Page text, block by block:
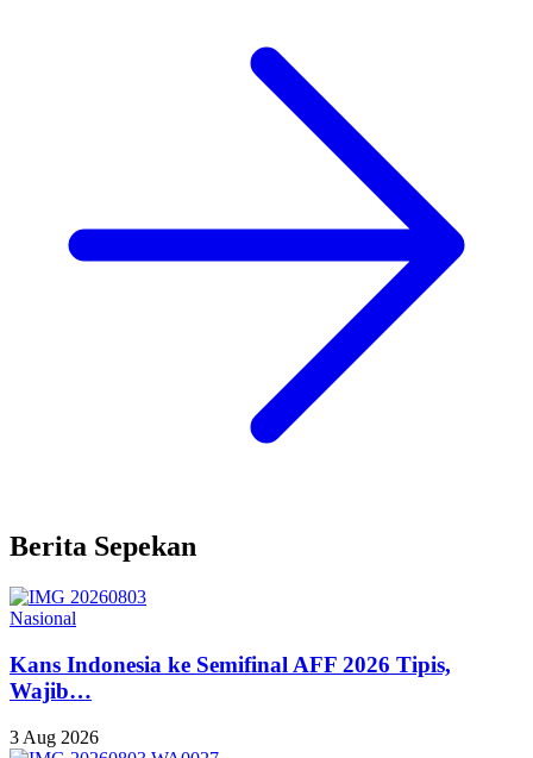
Berita Sepekan
Nasional
Kans Indonesia ke Semifinal AFF 2026 Tipis,
Wajib…
3 Aug 2026